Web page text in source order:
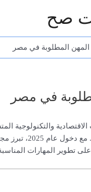
صح
المهن المطلوبة في مصر
في مصر
والتكنولوجية
ومهارات
على تطوير المهارات